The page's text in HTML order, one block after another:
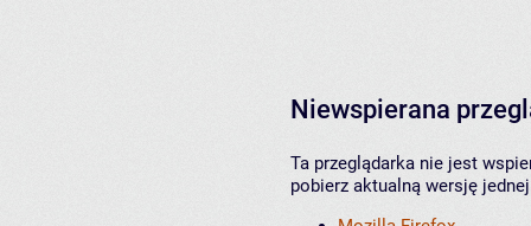
Niewspierana
Ta przeglądarka nie jest
pobierz aktualną wersję